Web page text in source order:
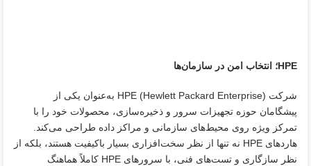
HPE؛ انتخاب امن در سازمان‌ها
شرکت HPE (Hewlett Packard Enterprise) به‌عنوان یکی از
پیشگامان حوزه تجهیزات سرور و ذخیره‌سازی، محصولات خود را با
تمرکز ویژه روی محیط‌های سازمانی و مراکز داده طراحی می‌کند.
هاردهای HPE نه تنها از نظر سخت‌افزاری بسیار باکیفیت هستند، بلکه از
نظر سازگاری و تست‌های فنی، با سرورهای HPE کاملاً هماهنگ